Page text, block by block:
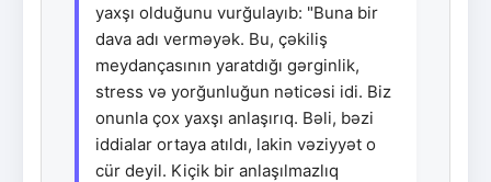
yaxşı olduğunu vurğulayıb: "Buna bir
dava adı verməyək. Bu, çəkiliş
meydançasının yaratdığı gərginlik,
stress və yorğunluğun nəticəsi idi. Biz
onunla çox yaxşı anlaşırıq. Bəli, bəzi
iddialar ortaya atıldı, lakin vəziyyət o
cür deyil. Kiçik bir anlaşılmazlıq